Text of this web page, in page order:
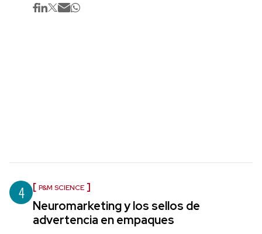
4 P&M SCIENCE
Neuromarketing y los sellos de
advertencia en empaques